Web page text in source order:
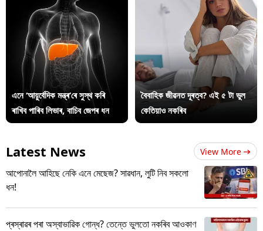
এনে ‘আয়ুৰ্বেদিক মন্ত্ৰ’ৰে সুস্থ কৰি
ৰাখিব পাৰিব লিভাৰ, বাচিব জেপৰ ধন
বৈবাহিক জীৱনত দূৰত্ব? এই ৫ টা ভুল
কেতিয়াও নকৰিব
Latest News View More
আপোনালৈ আহিছে নেকি এনে মেছেজ? সাৱধান, লুটি নিব সকলো
ধন!
প্ৰস্ৰাৱৰ পৰা অস্বাভাৱিক গোন্ধ? তেন্তে ভুলতো নকৰিব আওকাণ